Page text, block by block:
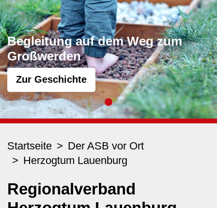
Begleitung auf dem Weg zum
Großwerden
Zur Geschichte
Startseite
Der ASB vor Ort
Herzogtum Lauenburg
Regionalverband